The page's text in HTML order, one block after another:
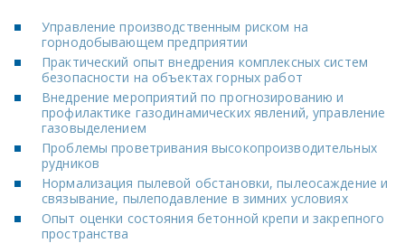
Управление производственным риском на
горнодобывающем предприятии
Практический опыт внедрения комплексных систем
безопасности на объектах горных работ
Внедрение мероприятий по прогнозированию и
профилактике газодинамических явлений, управление
газовыделением
Проблемы проветривания высокопроизводительных
рудников
Нормализация пылевой обстановки, пылеосаждение и
связывание, пылеподавление в зимних условиях
Опыт оценки состояния бетонной крепи и закрепного
пространства